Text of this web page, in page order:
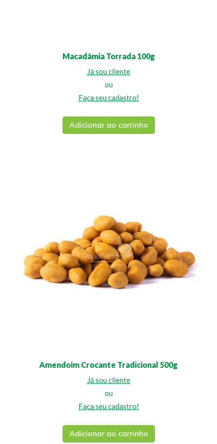
Macadâmia Torrada 100g
Já sou cliente
ou
Faça seu cadastro!
Adicionar ao carrinho
Amendoim Crocante Tradicional 500g
Já sou cliente
ou
Faça seu cadastro!
Adicionar ao carrinho